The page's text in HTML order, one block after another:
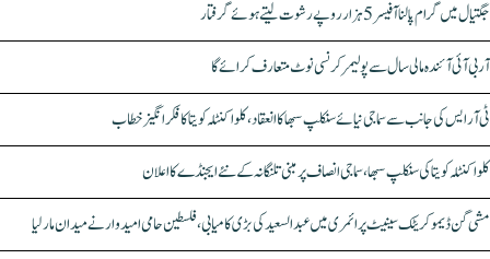
جگتیال میں گرام پالنا آفیسر 5 ہزار روپے رشوت لیتے ہوئے گرفتار
آر بی آئی آئندہ مالی سال سے پولیمر کرنسی نوٹ متعارف کرائے گا
ٹی آر ایس کی جانب سے سماجی نیائے سنکلپ سبھا کا انعقاد، کلواکنٹلہ کویتا کا فکر انگیز خطاب
کلواکنٹلہ کویتا کی سنکلپ سبھا، سماجی انصاف پر مبنی تلنگانہ کے نئے ایجنڈے کا اعلان
مشی گن ڈیموکریٹک سینیٹ پرائمری میں عبدالسعید کی بڑی کامیابی، فلسطین حامی امیدوار نے میدان مار لیا